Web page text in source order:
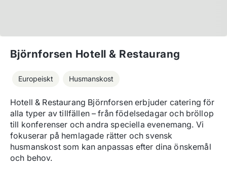
Björnforsen Hotell & Restaurang
Europeiskt Husmanskost
Hotell & Restaurang Björnforsen erbjuder catering för
alla typer av tillfällen – från födelsedagar och bröllop
till konferenser och andra speciella evenemang. Vi
fokuserar på hemlagade rätter och svensk
husmanskost som kan anpassas efter dina önskemål
och behov.